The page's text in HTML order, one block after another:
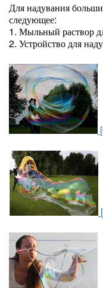
Для надувания
следующее:
1. Мыльный раствор
2. Устройство для